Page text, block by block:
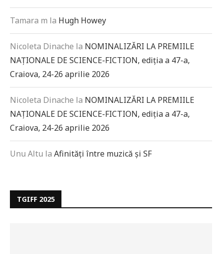
Tamara m la Hugh Howey
Nicoleta Dinache la NOMINALIZĂRI LA PREMIILE
NAȚIONALE DE SCIENCE-FICTION, ediția a 47-a,
Craiova, 24-26 aprilie 2026
Nicoleta Dinache la NOMINALIZĂRI LA PREMIILE
NAȚIONALE DE SCIENCE-FICTION, ediția a 47-a,
Craiova, 24-26 aprilie 2026
Unu Altu la Afinități între muzică și SF
TGIFF 2025